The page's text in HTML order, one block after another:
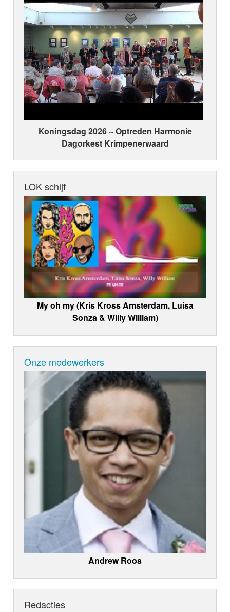
Koningsdag 2026 ~ Optreden Harmonie
Dagorkest Krimpenerwaard
LOK schijf
My oh my (Kris Kross Amsterdam, Luísa
Sonza & Willy William)
Onze medewerkers
Andrew Roos
Redacties